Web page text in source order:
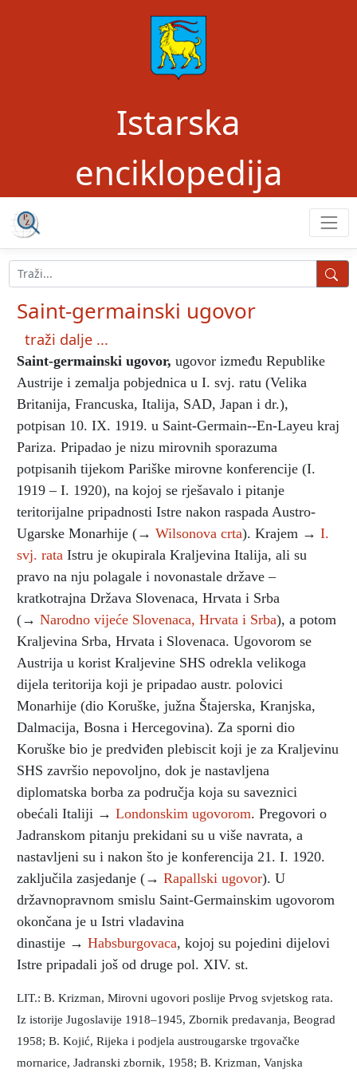
Istarska
enciklopedija
Saint-germainski ugovor
traži dalje ...
Saint-germainski ugovor, ugovor između Republike
Austrije i zemalja pobjednica u I. svj. ratu (Velika
Britanija, Francuska, Italija, SAD, Japan i dr.),
potpisan 10. IX. 1919. u Saint-Germain--En-Layeu kraj
Pariza. Pripadao je nizu mirovnih sporazuma
potpisanih tijekom Pariške mirovne konferencije (I.
1919 – I. 1920), na kojoj se rješavalo i pitanje
teritorijalne pripadnosti Istre nakon raspada Austro-
Ugarske Monarhije (→ Wilsonova crta). Krajem → I.
svj. rata Istru je okupirala Kraljevina Italija, ali su
pravo na nju polagale i novonastale države –
kratkotrajna Država Slovenaca, Hrvata i Srba
(→ Narodno vijeće Slovenaca, Hrvata i Srba), a potom
Kraljevina Srba, Hrvata i Slovenaca. Ugovorom se
Austrija u korist Kraljevine SHS odrekla velikoga
dijela teritorija koji je pripadao austr. polovici
Monarhije (dio Koruške, južna Štajerska, Kranjska,
Dalmacija, Bosna i Hercegovina). Za sporni dio
Koruške bio je predviđen plebiscit koji je za Kraljevinu
SHS završio nepovoljno, dok je nastavljena
diplomatska borba za područja koja su saveznici
obećali Italiji → Londonskim ugovorom. Pregovori o
Jadranskom pitanju prekidani su u više navrata, a
nastavljeni su i nakon što je konferencija 21. I. 1920.
zaključila zasjedanje (→ Rapallski ugovor). U
državnopravnom smislu Saint-Germainskim ugovorom
okončana je u Istri vladavina
dinastije → Habsburgovaca, kojoj su pojedini dijelovi
Istre pripadali još od druge pol. XIV. st.
LIT.: B. Krizman, Mirovni ugovori poslije Prvog svjetskog rata.
Iz istorije Jugoslavije 1918–1945, Zbornik predavanja, Beograd
1958; B. Kojić, Rijeka i podjela austrougarske trgovačke
mornarice, Jadranski zbornik, 1958; B. Krizman, Vanjska